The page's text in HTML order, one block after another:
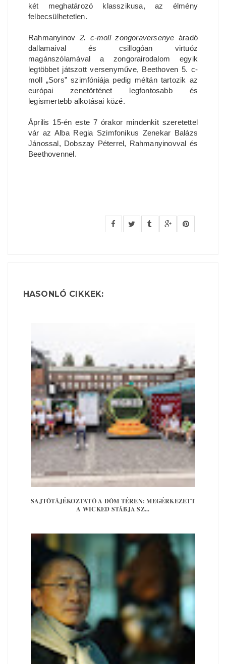
két meghatározó klasszikusa, az élmény
felbecsülhetetlen.
Rahmanyinov 2. c-moll zongoraversenye áradó
dallamaival és csillogóan virtuóz
magánszólamával a zongorairodalom egyik
legtöbbet játszott versenyműve, Beethoven 5. c-
moll „Sors” szimfóniája pedig méltán tartozik az
európai zenetörténet legfontosabb és
legismertebb alkotásai közé.
Április 15-én este 7 órakor mindenkit szeretettel
vár az Alba Regia Szimfonikus Zenekar Balázs
Jánossal, Dobszay Péterrel, Rahmanyinovval és
Beethovennel.
HASONLÓ CIKKEK:
SAJTÓTÁJÉKOZTATÓ A DÓM TÉREN: MEGÉRKEZETT
A WICKED STÁBJA SZ...